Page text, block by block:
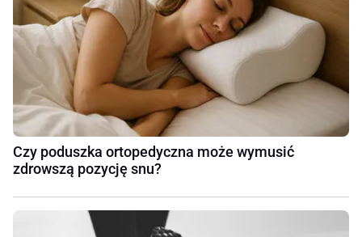
Czy poduszka ortopedyczna może wymusić
zdrowszą pozycję snu?